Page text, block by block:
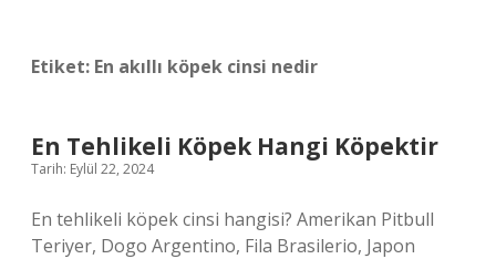
Etiket: En akıllı köpek cinsi nedir
En Tehlikeli Köpek Hangi Köpektir
Tarih: Eylül 22, 2024
En tehlikeli köpek cinsi hangisi? Amerikan Pitbull
Teriyer, Dogo Argentino, Fila Brasilerio, Japon